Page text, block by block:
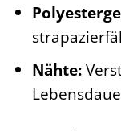
Nähte: